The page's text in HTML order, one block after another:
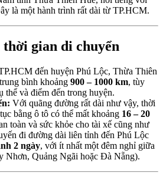
là một hành trình rất dài từ TP.HCM.
thời gian di chuyển
đến huyện Phú Lộc, Thừa Thiên
bình khoảng 900 – 1000 km, tùy
thể và điểm đến trong huyện.
Với quãng đường rất dài như vậy, thời
bằng ô tô có thể mất khoảng 16 – 20
toàn và sức khỏe cho tài xế cũng như
đi đường dài liên tỉnh đến Phú Lộc
2 ngày, với ít nhất một đêm nghỉ giữa
Nhơn, Quảng Ngãi hoặc Đà Nẵng).